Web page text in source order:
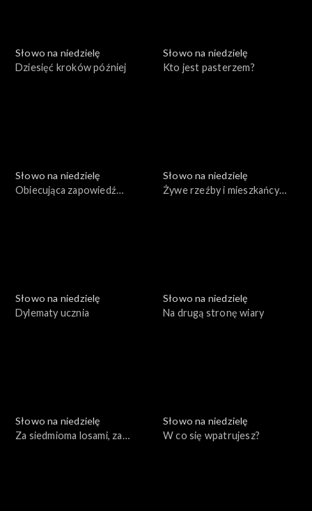
Słowo na niedzielę
Dziesięć kroków później
Słowo na niedzielę
Kto jest pasterzem?
Słowo na niedzielę
Obiecująca zapowiedź
Słowo na niedzielę
Żywe rzeźby i mieszkańcy
Słowo na niedzielę
Dylematy ucznia
Słowo na niedzielę
Na drugą stronę wiary
Słowo na niedzielę
Za siedmioma losami, za
Słowo na niedzielę
W co się wpatrujesz?